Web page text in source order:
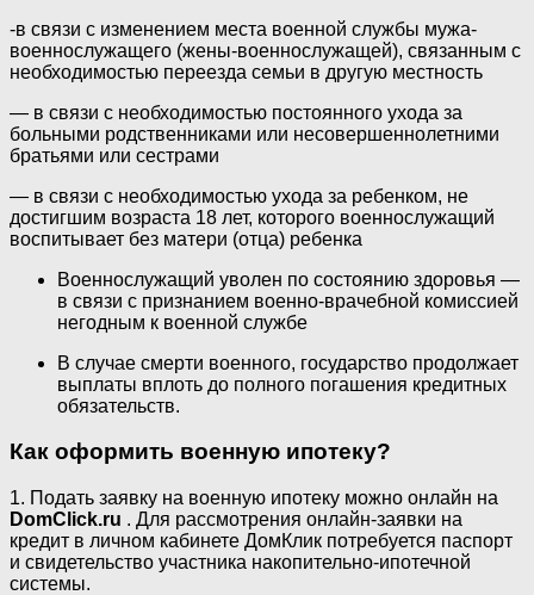
-в связи с изменением места военной службы мужа-
военнослужащего (жены-военнослужащей), связанным с
необходимостью переезда семьи в другую местность
— в связи с необходимостью постоянного ухода за
больными родственниками или несовершеннолетними
братьями или сестрами
— в связи с необходимостью ухода за ребенком, не
достигшим возраста 18 лет, которого военнослужащий
воспитывает без матери (отца) ребенка
Военнослужащий уволен по состоянию здоровья —
в связи с признанием военно-врачебной комиссией
негодным к военной службе
В случае смерти военного, государство продолжает
выплаты вплоть до полного погашения кредитных
обязательств.
Как оформить военную ипотеку?
1. Подать заявку на военную ипотеку можно онлайн на
DomClick.ru . Для рассмотрения онлайн-заявки на
кредит в личном кабинете ДомКлик потребуется паспорт
и свидетельство участника накопительно-ипотечной
системы.